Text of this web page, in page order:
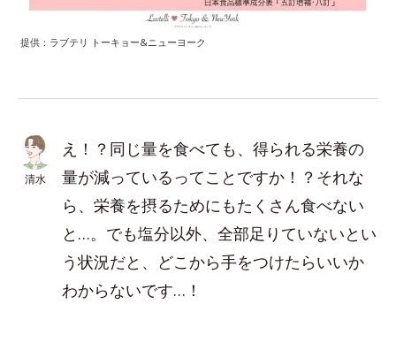
提供：ラブテリ トーキョー&ニューヨーク
清水
え！？同じ量を食べても、得られる栄養の
量が減っているってことですか！？それな
ら、栄養を摂るためにもたくさん食べない
と…。でも塩分以外、全部足りていないとい
う状況だと、どこから手をつけたらいいか
わからないです…！